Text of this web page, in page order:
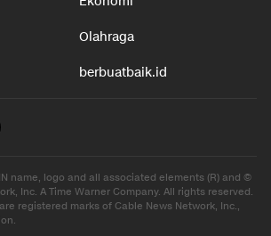
Olahraga
berbuatbaik.id
name, logo and all associated elements (R) and ©
Inc. A Time Warner Company. All rights reserved.
registered marks of Cable News Network, Inc.,